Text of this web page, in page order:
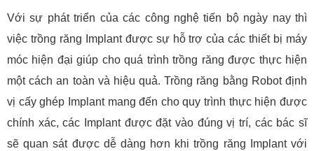
Với sự phát triển của các công nghệ tiến bộ ngày nay thì
việc trồng răng Implant được sự hỗ trợ của các thiết bị máy
móc hiện đại giúp cho quá trình trồng răng được thực hiện
một cách an toàn và hiệu quả. Trồng răng bằng Robot định
vị cấy ghép Implant mang đến cho quy trình thực hiện được
chính xác, các Implant được đặt vào đúng vị trí, các bác sĩ
sẽ quan sát được dễ dàng hơn khi trồng răng Implant với